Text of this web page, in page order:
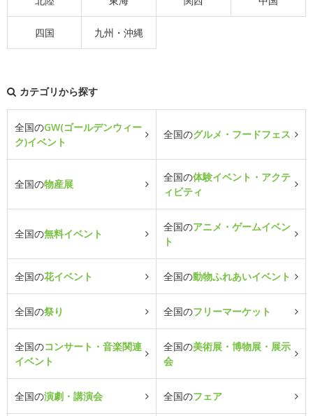
四国 九州・沖縄
カテゴリから探す
全国のGW(ゴールデンウィー
ク)イベント
全国のグルメ・フードフェス
全国の物産展
全国の体験イベント・アクテ
ィビティ
全国の無料イベント
全国のアニメ・ゲームイベン
ト
全国の花イベント 全国の動物ふれあいイベント
全国の祭り 全国のフリーマーケット
全国のコンサート・音楽関連
イベント
全国の美術展・博物展・展示
会
全国の演劇・講演会 全国のフェア